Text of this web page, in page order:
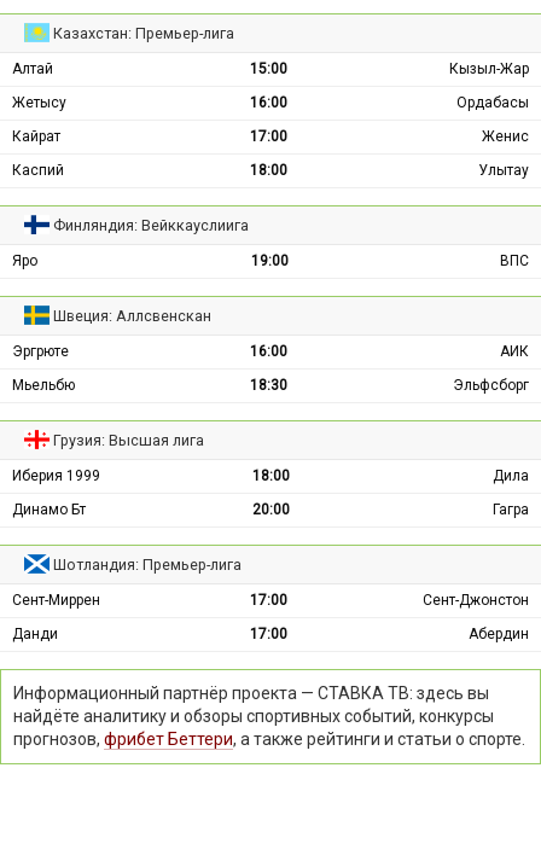
Казахстан: Премьер-лига
Алтай 15:00
Кызыл-Жар
Жетысу
16:00
Ордабасы
Кайрат
17:00
Женис
Каспий
18:00 Улытау
Финляндия: Вейккауслиига
Яро 19:00 ВПС
Швеция: Аллсвенскан
Эргрюте 16:00
АИК
Мьельбю
18:30 Эльфсборг
Грузия: Высшая лига
Иберия 1999 18:00
Дила
Динамо Бт
20:00 Гагра
Шотландия: Премьер-лига
Сент-Миррен 17:00
Сент-Джонстон
Данди
17:00 Абердин
Информационный партнёр проекта — СТАВКА ТВ: здесь вы
найдёте аналитику и обзоры спортивных событий, конкурсы
прогнозов, фрибет Беттери, а также рейтинги и статьи о спорте.